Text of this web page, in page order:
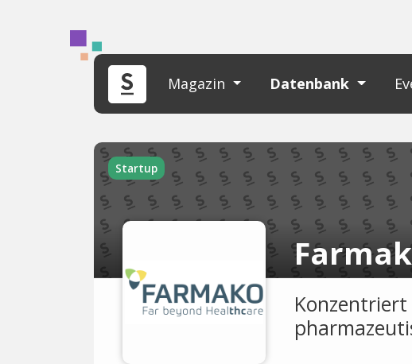
Magazin Datenbank
Startup